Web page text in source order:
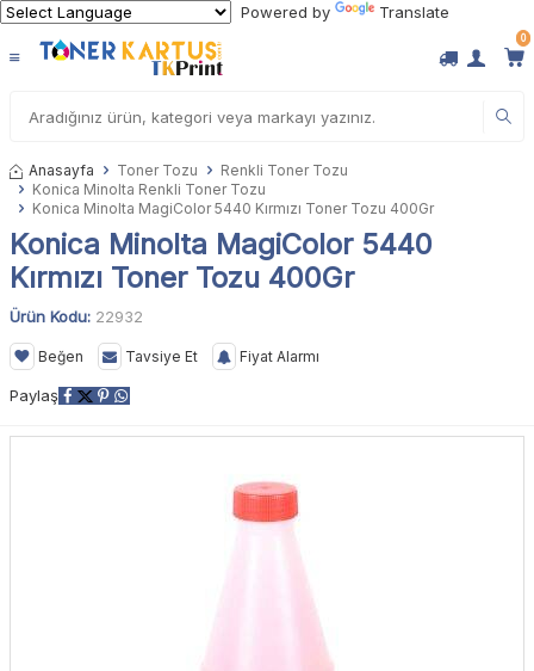
Powered by Translate
0
Anasayfa Toner Tozu
Renkli Toner Tozu
Konica Minolta Renkli Toner Tozu
Konica Minolta MagiColor 5440 Kırmızı Toner Tozu 400Gr
Konica Minolta MagiColor 5440
Kırmızı Toner Tozu 400Gr
Ürün Kodu: 22932
Beğen Tavsiye Et Fiyat Alarmı
Paylaş